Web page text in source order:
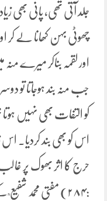
جلد آتی تھی، پانی بھی
چھوٹی بہن کھانا لے کر
اور لقمہ بناکر میرے منہ
جب منہ بند ہوجاتا تو
کو التفات بھی نہیں ہوتا
اس کو بھی بند کردیا.
حرج کا اثر بھوک پر
:۲۸۴) مفتی محمد